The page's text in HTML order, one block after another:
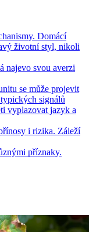
Domácí
životní styl, nikoli
najevo svou averzi
se může projevit
signálů
vyplazovat jazyk a
i rizika. Záleží
příznaky.